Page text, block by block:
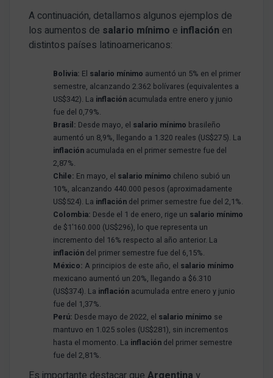
A continuación, detallamos algunos ejemplos de
los aumentos de salario mínimo e inflación en
distintos países latinoamericanos:
Bolivia: El salario mínimo aumentó un 5% en el primer
semestre, alcanzando 2.362 bolívares (equivalentes a
US$342). La inflación acumulada entre enero y junio
fue del 0,79%.
Brasil: Desde mayo, el salario mínimo brasileño
aumentó un 8,9%, llegando a 1.320 reales (US$275). La
inflación acumulada en el primer semestre fue del
2,87%.
Chile: En mayo, el salario mínimo chileno subió un
10%, alcanzando 440.000 pesos (aproximadamente
US$524). La inflación del primer semestre fue del 2,1%.
Colombia: Desde el 1 de enero, rige un salario mínimo
de $1’160.000 (US$296), lo que representa un
incremento del 16% respecto al año anterior. La
inflación del primer semestre fue del 6,15%.
México: A principios de este año, el salario mínimo
mexicano aumentó un 20%, llegando a $6.310
(US$374). La inflación acumulada entre enero y junio
fue del 1,37%.
Perú: Desde mayo de 2022, el salario mínimo se
mantuvo en 1.025 soles (US$281), sin incrementos
hasta el momento. La inflación del primer semestre
fue del 2,81%.